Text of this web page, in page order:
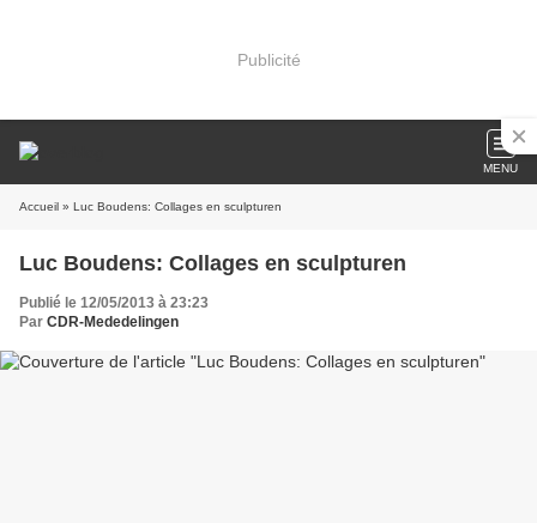
Publicité
MENU
Accueil » Luc Boudens: Collages en sculpturen
Luc Boudens: Collages en sculpturen
Publié le 12/05/2013 à 23:23
Par CDR-Mededelingen